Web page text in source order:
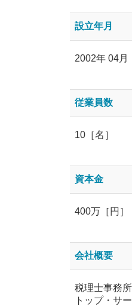
設立年月
2002年 04月
従業員数
10［名］
資本金
400万［円］
会社概要
税理士事務
トップ・サ